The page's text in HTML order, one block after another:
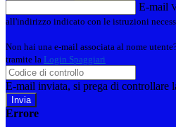
E-mail
all'indirizzo indicato con le istruzioni
Non hai una e-mail associata al nome
tramite la Login Spaggiari
E-mail inviata, si prega di controllare
Errore